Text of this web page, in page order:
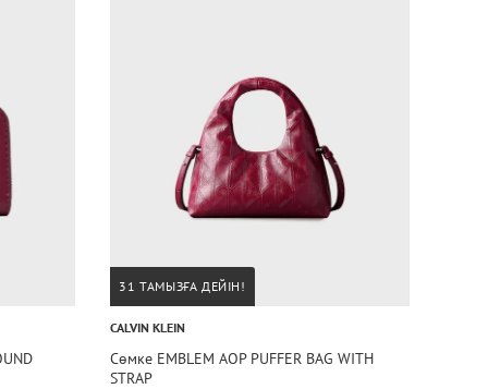
31 ТАМЫЗҒА ДЕЙІН!
CALVIN KLEIN
Сөмке EMBLEM AOP PUFFER BAG WITH
STRAP